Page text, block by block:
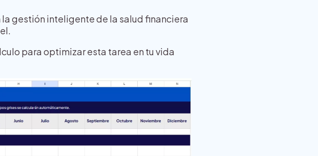
gestión inteligente de la salud financiera
para optimizar esta tarea en tu vida